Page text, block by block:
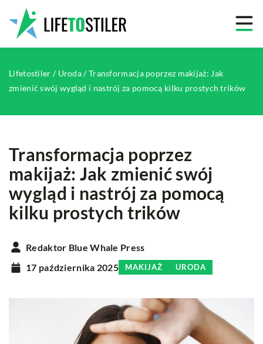
Lifetostiler / Uroda/Transformacja poprzez makijaż: Jak
zmienić swój wygląd i nastrój za pomocą kilku prostych trików
Transformacja poprzez
makijaż: Jak zmienić swój
wygląd i nastrój za pomocą
kilku prostych trików
Redaktor Blue Whale Press
17 października 2025
MAKIJAŻ URODA